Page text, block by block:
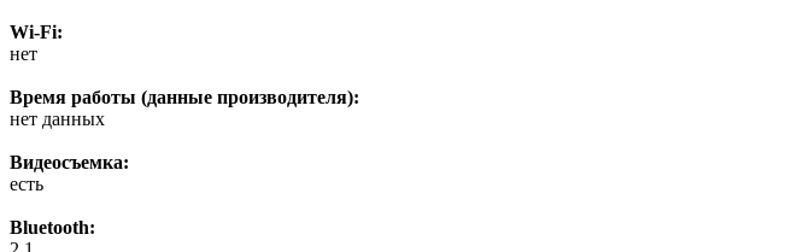
Wi-Fi:
нет
Время работы (данные производителя):
нет данных
Видеосъемка:
есть
Bluetooth: